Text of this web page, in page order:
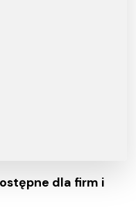
dla firm i